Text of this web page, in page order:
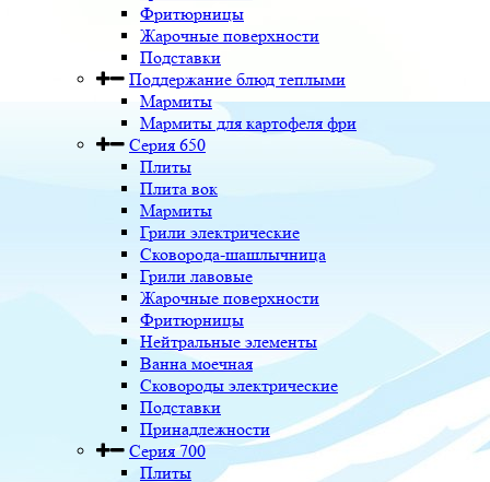
Фритюрницы
Жарочные поверхности
Подставки
Поддержание блюд теплыми
Мармиты
Мармиты для картофеля фри
Серия 650
Плиты
Плита вок
Мармиты
Грили электрические
Сковорода-шашлычница
Грили лавовые
Жарочные поверхности
Фритюрницы
Нейтральные элементы
Ванна моечная
Сковороды электрические
Подставки
Принадлежности
Серия 700
Плиты